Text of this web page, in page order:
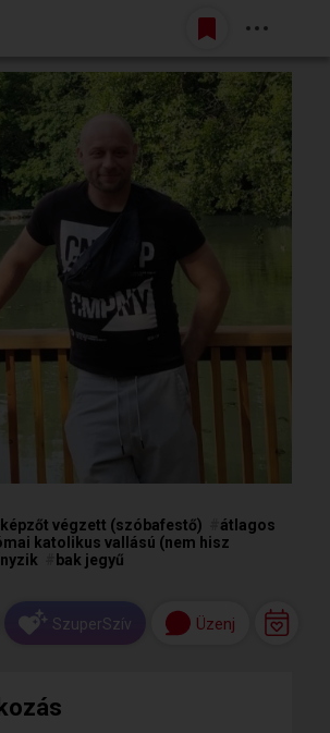
Belépés
végzett (szóbafestő)
átlagos
katolikus vallású (nem hisz
bak jegyű
SzuperSzív Üzenj